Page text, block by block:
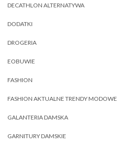
DECATHLON ALTERNATYWA
DODATKI
DROGERIA
EOBUWIE
FASHION
FASHION AKTUALNE TRENDY MODOWE
GALANTERIA DAMSKA
GARNITURY DAMSKIE